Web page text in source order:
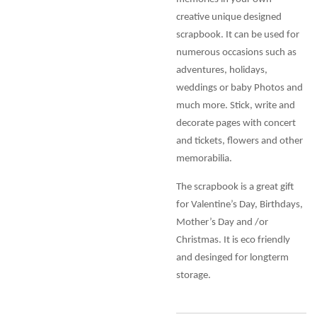
creative unique designed
scrapbook. It can be used for
numerous occasions such as
adventures, holidays,
weddings or baby Photos and
much more. Stick, write and
decorate pages with concert
and tickets, flowers and other
memorabilia.
The scrapbook is a great gift
for Valentine’s Day, Birthdays,
Mother’s Day and /or
Christmas. It is eco friendly
and desinged for longterm
storage.